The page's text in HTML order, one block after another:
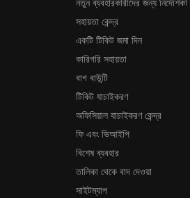
নতুন ব্যবহারকারীদের জন্য নির্দেশিকা
সহায়তা কেন্দ্র
একটি টিকিট জমা দিন
কারিগরি সহায়তা
বাগ বাউন্টি
টিকিট যাচাইকরণ
অফিসিয়াল যাচাইকরণ কেন্দ্র
ফি এবং ভিআইপি
বিশেষ ব্যবহার
তালিকা থেকে বাদ দেওয়া
সাইটম্যাপ